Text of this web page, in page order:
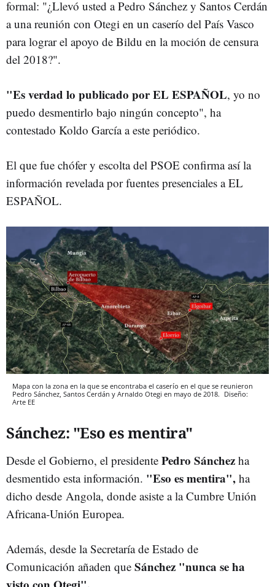
formal: "¿Llevó usted a Pedro Sánchez y Santos Cerdán
a una reunión con Otegi en un caserío del País Vasco
para lograr el apoyo de Bildu en la moción de censura
del 2018?".
"Es verdad lo publicado por EL ESPAÑOL, yo no
puedo desmentirlo bajo ningún concepto", ha
contestado Koldo García a este periódico.
El que fue chófer y escolta del PSOE confirma así la
información revelada por fuentes presenciales a EL
ESPAÑOL.
Mapa con la zona en la que se encontraba el caserío en el que se reunieron
Pedro Sánchez, Santos Cerdán y Arnaldo Otegi en mayo de 2018. Diseño:
Arte EE
Sánchez: "Eso es mentira"
Desde el Gobierno, el presidente Pedro Sánchez ha
desmentido esta información. "Eso es mentira", ha
dicho desde Angola, donde asiste a la Cumbre Unión
Africana-Unión Europea.
Además, desde la Secretaría de Estado de
Comunicación añaden que Sánchez "nunca se ha